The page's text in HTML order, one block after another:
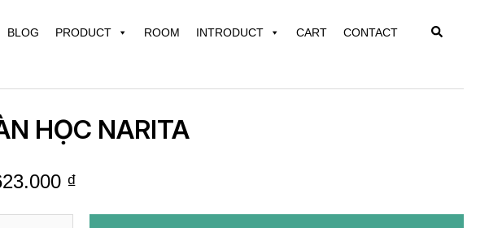
BLOG PRODUCT ROOM INTRODUCT CART CONTACT Search
HỌC NARITA
₫